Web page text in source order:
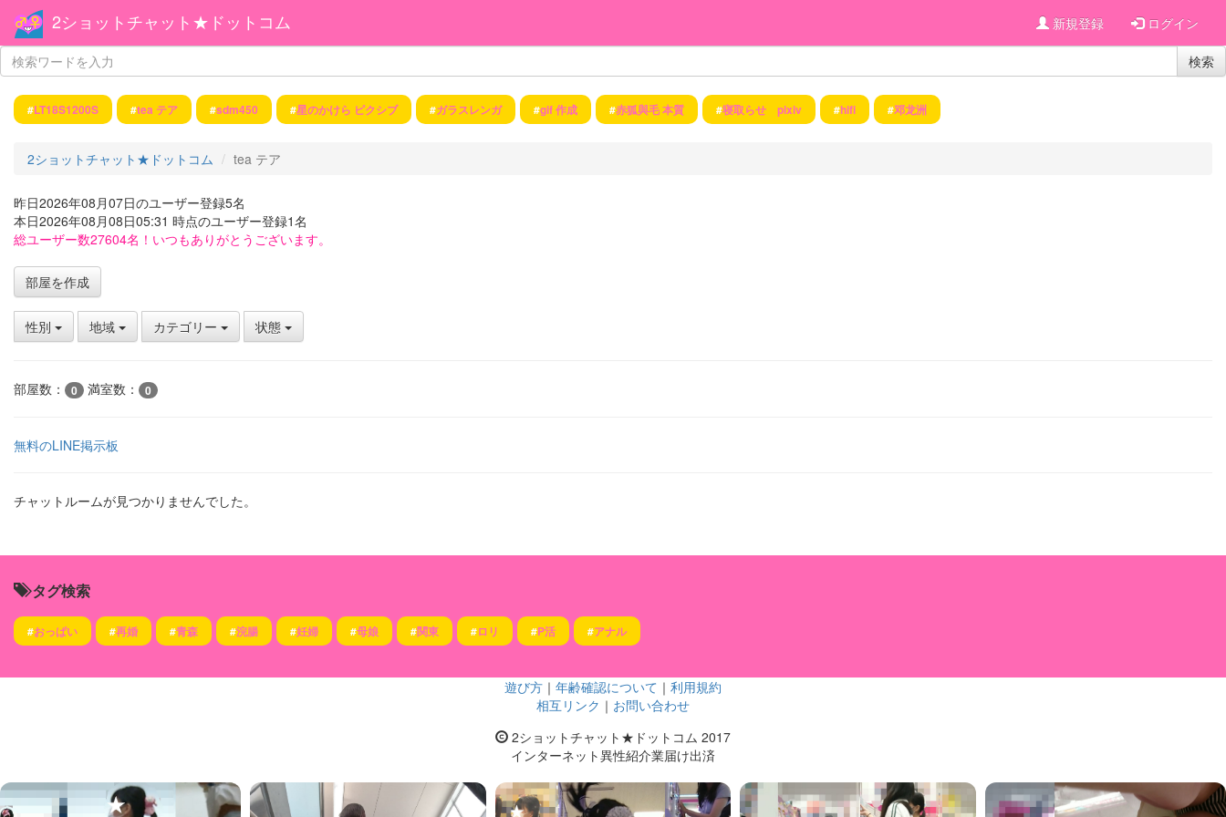
2ショットチャット★ドットコム 新規登録 ログイン
検索
#LT18S1200S #tea テア #sdm450 #星のかけら ピクシブ #ガラスレンガ #gif 作成 #赤狐與毛 本質 #寝取らせ pixiv #hifi #邓龙洲
2ショットチャット★ドットコム tea テア
昨日2026年08月07日のユーザー登録5名
本日2026年08月08日05:31 時点のユーザー登録1名
総ユーザー数27604名！いつもありがとうございます。
部屋を作成
性別 地域 カテゴリー 状態
部屋数： 0 満室数： 0
無料のLINE掲示板
チャットルームが見つかりませんでした。
タグ検索
#おっぱい #再婚 #青森 #浣腸 #妊婦 #母娘 #関東 #ロリ #P活 #アナル
遊び方 ｜ 年齢確認について ｜ 利用規約
相互リンク ｜ お問い合わせ
2ショットチャット★ドットコム 2017
インターネット異性紹介業届け出済